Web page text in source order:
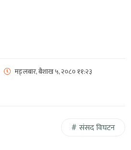
मङ्लबार, बैशाख ५, २०८० ११:२३
संसद विघटन